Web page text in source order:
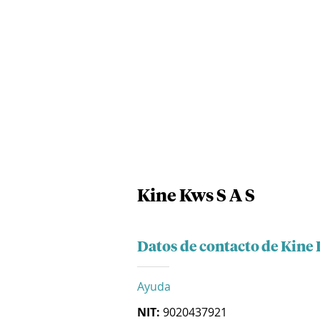
Kine Kws S A S
Datos de contacto de Kine
Ayuda
NIT: 9020437921